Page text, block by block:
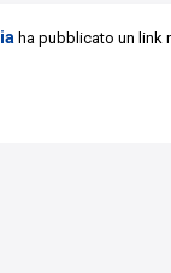
ha pubblicato un link